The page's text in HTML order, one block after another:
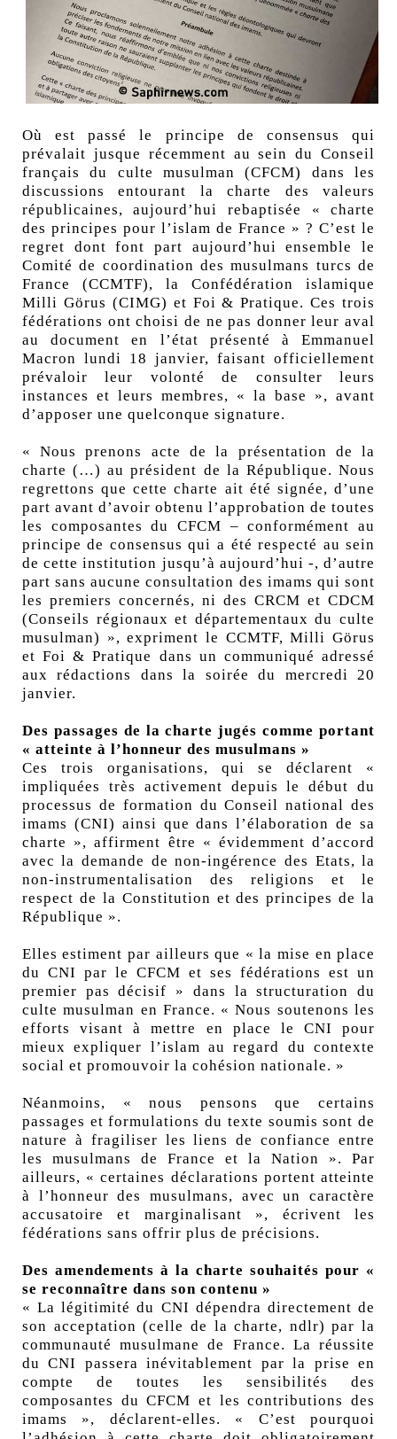
Où est passé le principe de consensus qui
prévalait jusque récemment au sein du Conseil
français du culte musulman (CFCM) dans les
discussions entourant la charte des valeurs
républicaines, aujourd’hui rebaptisée « charte
des principes pour l’islam de France » ? C’est le
regret dont font part aujourd’hui ensemble le
Comité de coordination des musulmans turcs de
France (CCMTF), la Confédération islamique
Milli Görus (CIMG) et Foi & Pratique.Ces trois
fédérations ont choisi de ne pas donner leur aval
au document en l’état présenté à Emmanuel
Macron lundi 18 janvier, faisant officiellement
prévaloir leur volonté de consulter leurs
instances et leurs membres, « la base », avant
d’apposer une quelconque signature.
« Nous prenons acte de la présentation de la
charte (…) au président de la République. Nous
regrettons que cette charte ait été signée, d’une
part avant d’avoir obtenu l’approbation de toutes
les composantes du CFCM – conformément au
principe de consensus qui a été respecté au sein
de cette institution jusqu’à aujourd’hui -, d’autre
part sans aucune consultation des imams qui sont
les premiers concernés, ni des CRCM et CDCM
(Conseils régionaux et départementaux du culte
musulman) », expriment le CCMTF, Milli Görus
et Foi & Pratique dans un communiqué adressé
aux rédactions dans la soirée du mercredi 20
janvier.
Des passages de la charte jugés comme portant
« atteinte à l’honneur des musulmans »
Ces trois organisations, qui se déclarent «
impliquées très activement depuis le début du
processus de formation du Conseil national des
imams (CNI) ainsi que dans l’élaboration de sa
charte », affirment être « évidemment d’accord
avec la demande de non-ingérence des Etats, la
non-instrumentalisation des religions et le
respect de la Constitution et des principes de la
République ».
Elles estiment par ailleurs que « la mise en place
du CNI par le CFCM et ses fédérations est un
premier pas décisif » dans la structuration du
culte musulman en France. « Nous soutenons les
efforts visant à mettre en place le CNI pour
mieux expliquer l’islam au regard du contexte
social et promouvoir la cohésion nationale. »
Néanmoins, « nous pensons que certains
passages et formulations du texte soumis sont de
nature à fragiliser les liens de confiance entre
les musulmans de France et la Nation ». Par
ailleurs, « certaines déclarations portent atteinte
à l’honneur des musulmans, avec un caractère
accusatoire et marginalisant », écrivent les
fédérations sans offrir plus de précisions.
Des amendements à la charte souhaités pour «
se reconnaître dans son contenu »
« La légitimité du CNI dépendra directement de
son acceptation (celle de la charte, ndlr) par la
communauté musulmane de France. La réussite
du CNI passera inévitablement par la prise en
compte de toutes les sensibilités des
composantes du CFCM et les contributions des
imams », déclarent-elles. « C’est pourquoi